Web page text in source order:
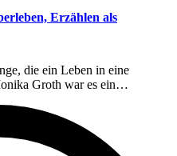
Erzählen als
die ein Leben in eine
Groth war es ein…